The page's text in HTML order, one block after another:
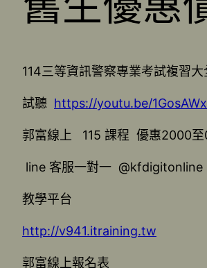
114三等資訊警察專業考試複習
試聽 https://youtu.be/
郭富線上 115 課程 優惠2000
line 客服一對一 @kfdigitonline
教學平台
http://v941.itraining.tw
郭富線上報名表